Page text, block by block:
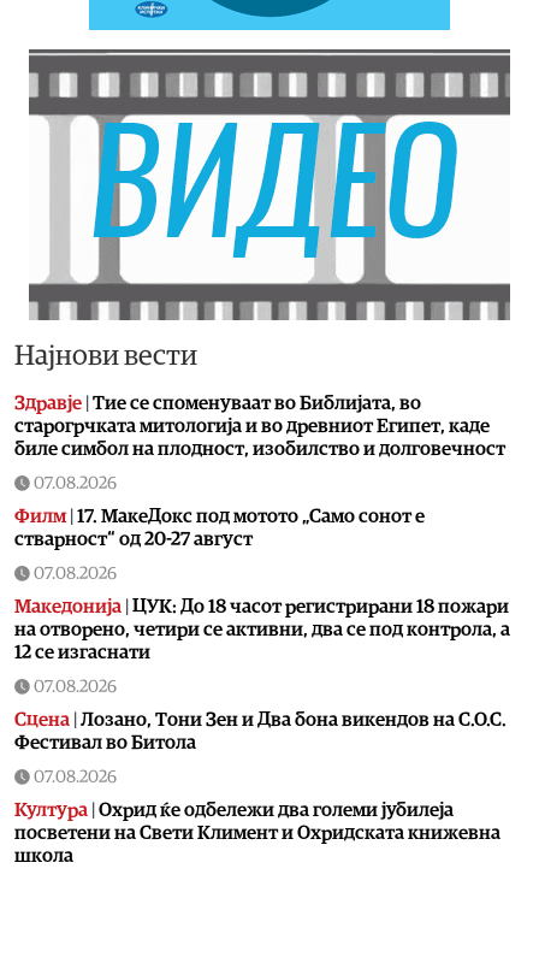
Најнови вести
Здравје Тие се споменуваат во Библијата, во
старогрчката митологија и во древниот Египет, каде
биле симбол на плодност, изобилство и долговечност
07.08.2026
Филм 17. МакеДокс под мотото „Само сонот е
стварност“ од 20-27 август
07.08.2026
Македонија ЦУК: До 18 часот регистрирани 18 пожари
на отворено, четири се активни, два се под контрола, а
12 се изгаснати
07.08.2026
Сцена Лозано, Тони Зен и Два бона викендов на С.О.С.
Фестивал во Битола
07.08.2026
Култура Охрид ќе одбележи два големи јубилеја
посветени на Свети Климент и Охридската книжевна
школа